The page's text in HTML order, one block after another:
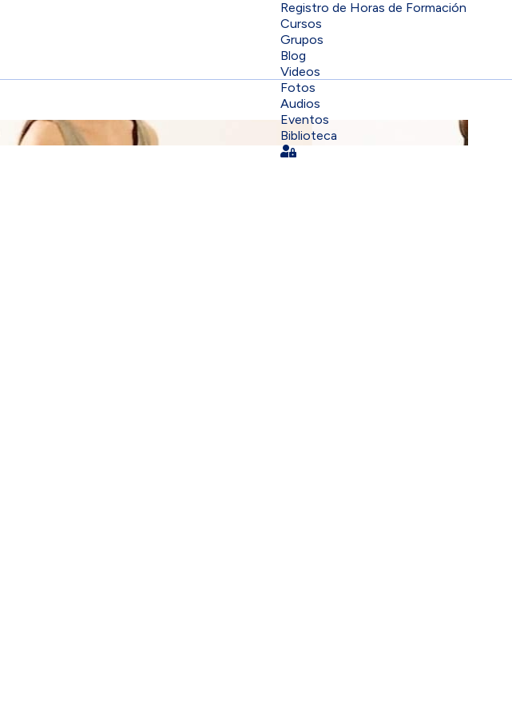
Registro de Horas de Formación
Cursos
Grupos
Blog
Videos
Fotos
Audios
Eventos
Biblioteca
Sign In